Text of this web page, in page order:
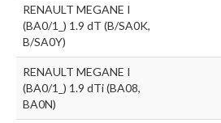
RENAULT MEGANE I
(BA0/1_) 1.9 dT (B/SA0K,
B/SA0Y)
RENAULT MEGANE I
(BA0/1_) 1.9 dTi (BA08,
BA0N)